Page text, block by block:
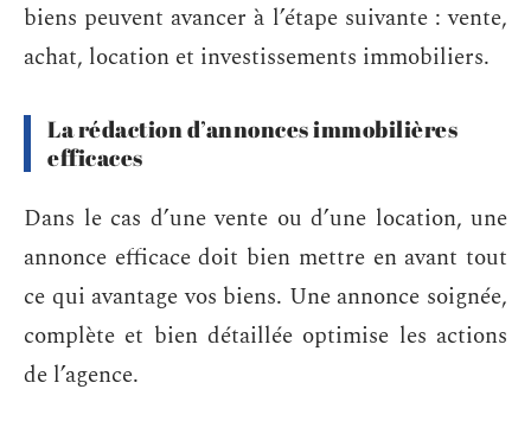
biens peuvent avancer à l’étape suivante : vente,
achat, location et investissements immobiliers.
La rédaction d’annonces immobilières
efficaces
Dans le cas d’une vente ou d’une location, une
annonce efficace doit bien mettre en avant tout
ce qui avantage vos biens. Une annonce soignée,
complète et bien détaillée optimise les actions
de l’agence.